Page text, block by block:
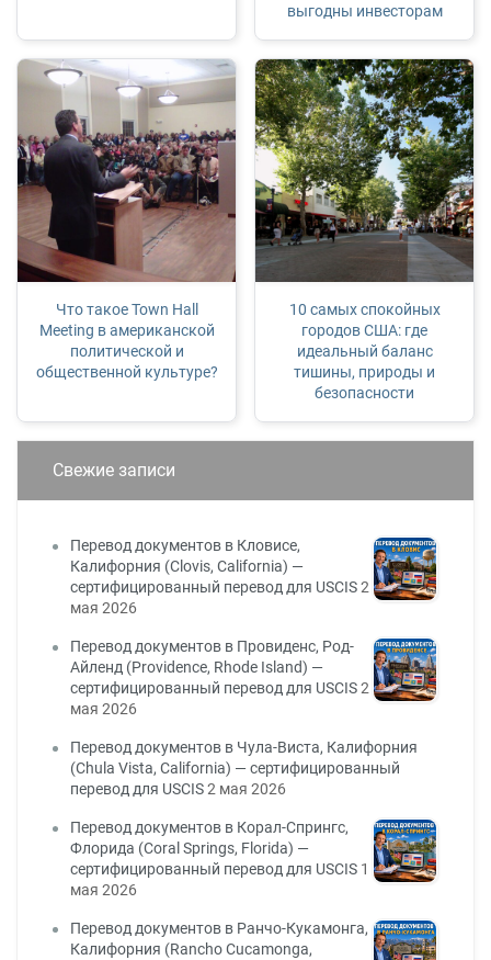
выгодны инвесторам
Что такое Town Hall
Meeting в американской
политической и
общественной культуре?
10 самых спокойных
городов США: где
идеальный баланс
тишины, природы и
безопасности
Свежие записи
Перевод документов в Кловисе,
Калифорния (Clovis, California) —
сертифицированный перевод для USCIS2
мая 2026
Перевод документов в Провиденс, Род-
Айленд (Providence, Rhode Island) —
сертифицированный перевод для USCIS2
мая 2026
Перевод документов в Чула-Виста, Калифорния
(Chula Vista, California) — сертифицированный
перевод для USCIS2 мая 2026
Перевод документов в Корал-Спрингс,
Флорида (Coral Springs, Florida) —
сертифицированный перевод для USCIS 1
мая 2026
Перевод документов в Ранчо-Кукамонга,
Калифорния (Rancho Cucamonga,